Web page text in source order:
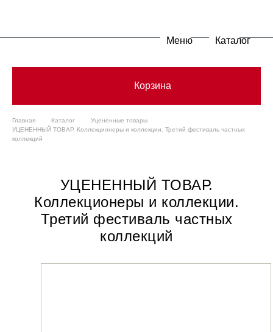
Меню Каталог
Корзина
Главная Каталог
Уцененные товары
УЦЕНЕННЫЙ ТОВАР. Коллекционеры и коллекции. Третий фестиваль частных
коллекций
УЦЕНЕННЫЙ ТОВАР.
Коллекционеры и коллекции.
Третий фестиваль частных
коллекций